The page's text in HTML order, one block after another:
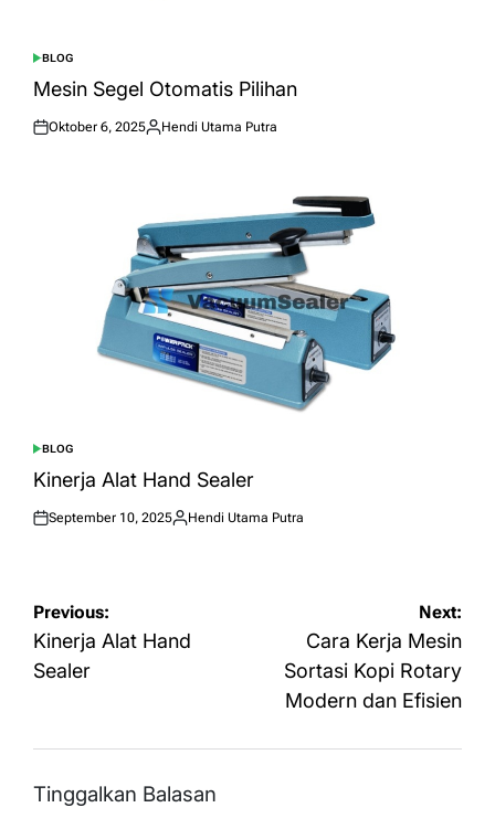
POSTED
IN
BLOG
Mesin Segel Otomatis Pilihan
Posted
Oktober 6, 2025
Posted
Hendi Utama Putra
POSTED
IN
BLOG
Kinerja Alat Hand Sealer
Posted
September 10, 2025
Posted
Hendi Utama Putra
Navigasi
pos
Previous:
Kinerja Alat Hand
Sealer
Next:
Cara Kerja Mesin
Sortasi Kopi Rotary
Modern dan Efisien
Tinggalkan Balasan